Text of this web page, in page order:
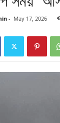
- May 17, 2026